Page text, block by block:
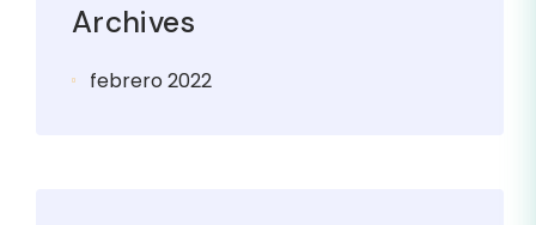
Archives
febrero 2022